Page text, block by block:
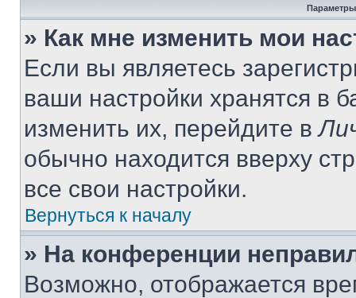
Параметры
» Как мне изменить мои
Если вы являетесь
ваши настройки хранятся в
изменить их, перейдите в
обычно находится вверху
все свои настройки.
Вернуться к началу
» На конференции
Возможно, отображается